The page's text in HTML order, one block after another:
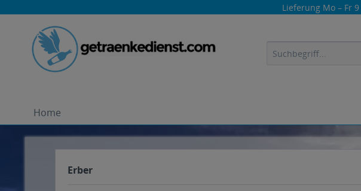
Lieferung Mo – Fr
Home
Erber